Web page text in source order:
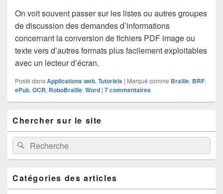
On voit souvent passer sur les listes ou autres groupes
de discussion des demandes d’informations
concernant la conversion de fichiers PDF image ou
texte vers d’autres formats plus facilement exploitables
avec un lecteur d’écran.
Posté dansApplications web, Tutoriels | Marqué comme Braille, BRF,
ePub, OCR, RoboBraille, Word | 7commentaires
principale
de
widget
pour
la
latérale
Chercher sur le site
Recherche :Rechercher
Catégories des articles